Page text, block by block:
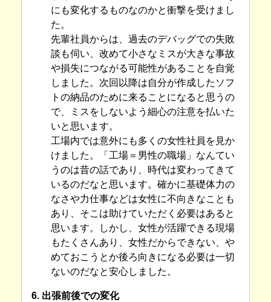
にも変化するものなのかと衝撃を受けまし
た。
先輩社員からは、過去のデバッグでの失敗
談も伺い、改めて小さなミスが大きな事故
や損失につながる可能性があることを自覚
しました。次回以降は自分が作成したソフ
トの納品のために来ることになると思うの
で、ミスをしないよう細心の注意を払いた
いと思います。
工場内では意外にも多くの女性社員を見か
けました。「工場＝男性の職場」なんてい
うのは昔の話であり、時代は変わってきて
いるのだなと思います。確かに基礎体力の
なさや力仕事などは女性に不向きなことも
あり、そこは助けていただく必要はあると
思います。しかし、女性が活躍できる現場
もたくさんあり、女性だからできない、や
めておこうとか後ろ向きになる必要は一切
ないのだなと安心しました。
6. 出張前後での変化